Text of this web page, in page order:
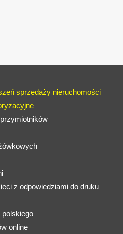
sprzedaży nieruchomości
z odpowiedziami do druku
polskiego
online